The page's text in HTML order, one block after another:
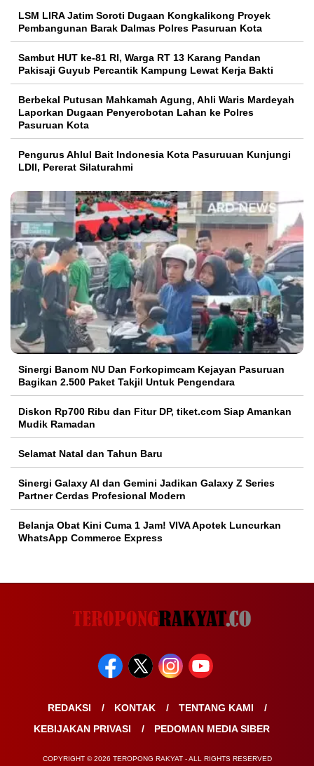
LSM LIRA Jatim Soroti Dugaan Kongkalikong Proyek
Pembangunan Barak Dalmas Polres Pasuruan Kota
Sambut HUT ke-81 RI, Warga RT 13 Karang Pandan
Pakisaji Guyub Percantik Kampung Lewat Kerja Bakti
Berbekal Putusan Mahkamah Agung, Ahli Waris Mardeyah
Laporkan Dugaan Penyerobotan Lahan ke Polres
Pasuruan Kota
Pengurus Ahlul Bait Indonesia Kota Pasuruuan Kunjungi
LDII, Pererat Silaturahmi
Sinergi Banom NU Dan Forkopimcam Kejayan Pasuruan
Bagikan 2.500 Paket Takjil Untuk Pengendara
Diskon Rp700 Ribu dan Fitur DP, tiket.com Siap Amankan
Mudik Ramadan
Selamat Natal dan Tahun Baru
Sinergi Galaxy AI dan Gemini Jadikan Galaxy Z Series
Partner Cerdas Profesional Modern
Belanja Obat Kini Cuma 1 Jam! VIVA Apotek Luncurkan
WhatsApp Commerce Express
REDAKSI KONTAK
TENTANG KAMI
KEBIJAKAN PRIVASI
PEDOMAN MEDIA SIBER
COPYRIGHT © 2026 TEROPONG RAKYAT - ALL RIGHTS RESERVED